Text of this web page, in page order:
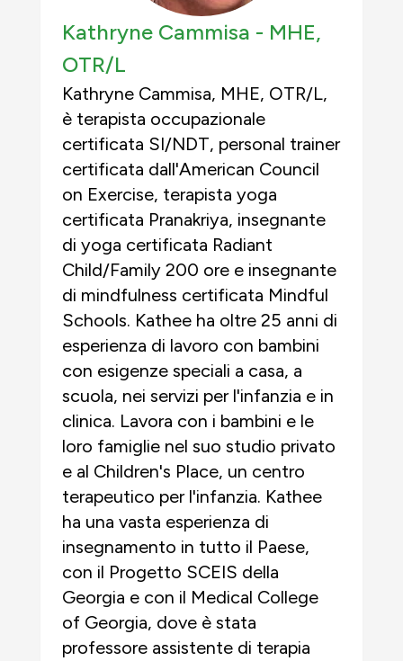
Kathryne Cammisa - MHE,
OTR/L
Kathryne Cammisa, MHE, OTR/L,
è terapista occupazionale
certificata SI/NDT, personal trainer
certificata dall'American Council
on Exercise, terapista yoga
certificata Pranakriya, insegnante
di yoga certificata Radiant
Child/Family 200 ore e insegnante
di mindfulness certificata Mindful
Schools. Kathee ha oltre 25 anni di
esperienza di lavoro con bambini
con esigenze speciali a casa, a
scuola, nei servizi per l'infanzia e in
clinica. Lavora con i bambini e le
loro famiglie nel suo studio privato
e al Children's Place, un centro
terapeutico per l'infanzia. Kathee
ha una vasta esperienza di
insegnamento in tutto il Paese,
con il Progetto SCEIS della
Georgia e con il Medical College
of Georgia, dove è stata
professore assistente di terapia